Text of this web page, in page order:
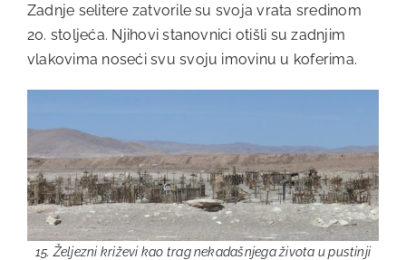
Zadnje selitere zatvorile su svoja vrata sredinom
20. stoljeća. Njihovi stanovnici otišli su zadnjim
vlakovima noseći svu svoju imovinu u koferima.
15. Željezni križevi kao trag nekadašnjega života u pustinji